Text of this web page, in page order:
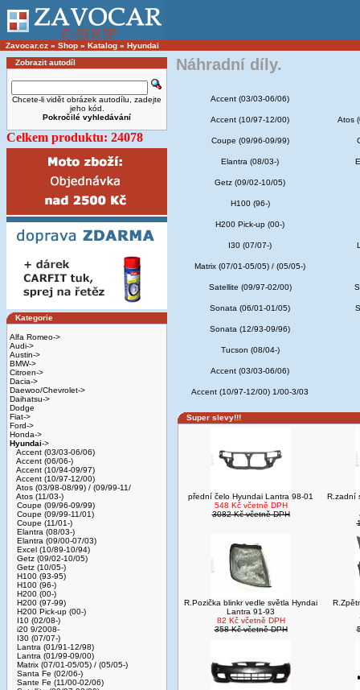
Zavocar.cz » Shop » Katalog » Hyundai
Zobrazit autodíl
Chcete-li vidět obrázek autodílu, zadejte
jeho kód.
Pokročilé vyhledávání
Celkem produktu: 24078
Kategorie
Alfa Romeo->
Audi->
Austin->
BMW->
Citroen->
Dacia->
Daewoo/Chevrolet->
Daihatsu->
Dodge
Fiat->
Ford->
Honda->
Hyundai->
Accent (03/03-06/06)
Accent (06/06-)
Accent (10/94-09/97)
Accent (10/97-12/00)
Atos (03/98-08/99) / (09/99-11/
Atos (11/03-)
Coupe (09/96-09/99)
Coupe (09/99-11/01)
Coupe (11/01-)
Elantra (08/03-)
Elantra (09/00-07/03)
Excel (10/89-10/94)
Getz (09/02-10/05)
Getz (10/05-)
H100 (93-95)
H100 (96-)
H200 (00-)
H200 (97-99)
H200 Pick-up (00-)
I10 (02/08-)
i20 9/2008-
I30 (07/07-)
Lantra (01/91-12/98)
Lantra (01/99-09/00)
Matrix (07/01-05/05) / (05/05-)
Santa Fe (02/06-)
Sante Fe (11/00-02/06)
Náhradní díly.
Accent (03/03-06/06)
Accent (10/97-12/00) Atos
Coupe (09/96-09/99)
Elantra (08/03-)
Getz (09/02-10/05)
H100 (96-)
H200 Pick-up (00-)
I30 (07/07-)
Matrix (07/01-05/05) / (05/05-)
Satellite (09/97-02/00)
Sonata (06/01-01/05)
Sonata (12/93-09/96)
Tucson (08/04-)
Accent (03/03-06/06)
Accent (10/97-12/00) 1/00-3/03
Super slevy!!!
přední čelo Hyundai Lantra 98-01
548 Kč včetně DPH
3082 Kč včetně DPH
R.zadní
R.Pozička blinkr vedle světla Hyndai
Lantra 91-93
82 Kč včetně DPH
358 Kč včetně DPH